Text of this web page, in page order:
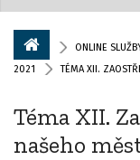
ONLINE
2021
TÉMA XII.
Téma XII.
našeho